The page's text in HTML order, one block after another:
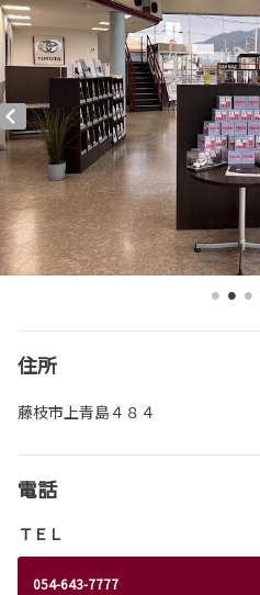
住所
藤枝市上青島４８４
電話
ＴＥＬ
054-643-7777